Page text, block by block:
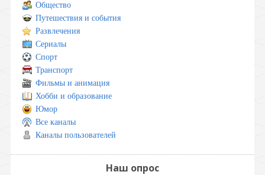
Общество
Путешествия и события
Развлечения
Сериалы
Спорт
Транспорт
Фильмы и анимация
Хобби и образование
Юмор
Все каналы
Каналы пользователей
Наш опрос